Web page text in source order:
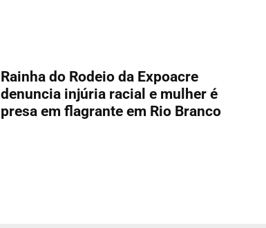
Rainha do Rodeio da Expoacre
denuncia injúria racial e mulher é
presa em flagrante em Rio Branco